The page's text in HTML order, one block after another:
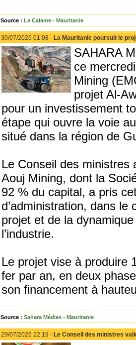
Source : Le Calame - Mauritanie
30/07/2026 01:08 - La Mauritanie poursuit le
SAHARA
ce
Mining
projet Al-
pour un investissement
étape qui ouvre la voie
situé dans la région de
Le Conseil des ministres
Aouj Mining, dont la
92 % du capital, a pris
d’administration, dans
projet et de la
l’industrie.
Le projet vise à produire
fer par an, en deux
son financement à
Source : Sahara Médias - Mauritanie
29/07/2026 22:19 - Le Conseil des ministres